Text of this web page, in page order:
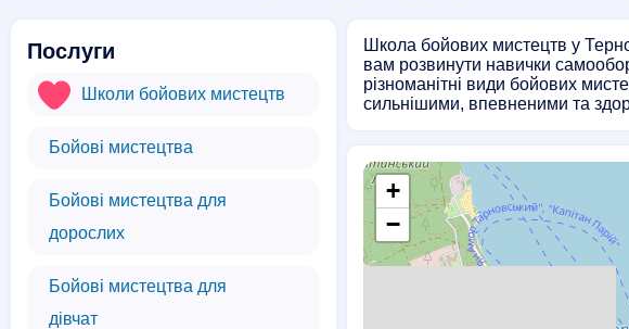
Послуги
Школи бойових мистецтв
Бойові мистецтва
Бойові мистецтва для
дорослих
Бойові мистецтва для
дівчат
Школа бойових мистецтв у
вам розвинути навички
різноманітні види бойових
сильнішими, впевненими та
+
−